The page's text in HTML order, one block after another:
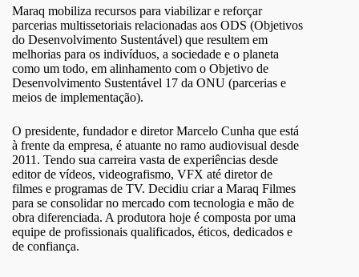
Maraq mobiliza recursos para viabilizar e reforçar
parcerias multissetoriais relacionadas aos ODS (Objetivos
do Desenvolvimento Sustentável) que resultem em
melhorias para os indivíduos, a sociedade e o planeta
como um todo, em alinhamento com o Objetivo de
Desenvolvimento Sustentável 17 da ONU (parcerias e
meios de implementação).
O presidente, fundador e diretor Marcelo Cunha que está
à frente da empresa, é atuante no ramo audiovisual desde
2011. Tendo sua carreira vasta de experiências desde
editor de vídeos, videografismo, VFX até diretor de
filmes e programas de TV. Decidiu criar a Maraq Filmes
para se consolidar no mercado com tecnologia e mão de
obra diferenciada. A produtora hoje é composta por uma
equipe de profissionais qualificados, éticos, dedicados e
de confiança.